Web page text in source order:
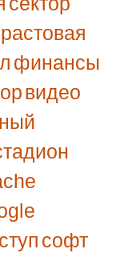
растовая
финансы
видео
софт